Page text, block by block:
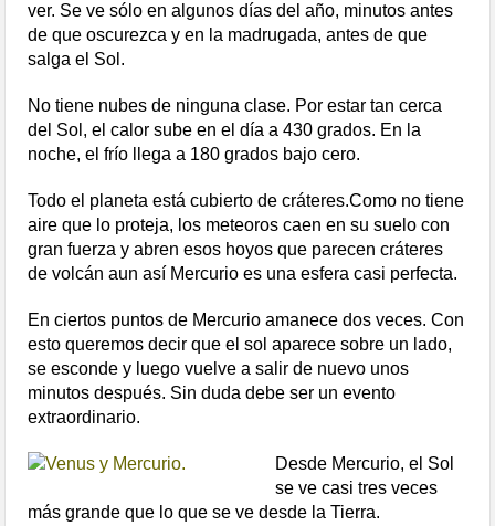
ver. Se ve sólo en algunos días del año, minutos antes
de que oscurezca y en la madrugada, antes de que
salga el Sol.
No tiene nubes de ninguna clase. Por estar tan cerca
del Sol, el calor sube en el día a430 grados. En la
noche, el frío llega a 180 grados bajo cero.
Todo el planeta está cubierto de cráteres.Como no tiene
aire que lo proteja, los meteoros caen en su suelo con
gran fuerza y abren esos hoyos que parecen cráteres
de volcán aun así Mercurio es una esfera casi perfecta.
En ciertos puntos de Mercurioamanece dos veces. Con
esto queremos decir que el sol aparece sobre un lado,
se esconde y luego vuelve a salir de nuevo unos
minutos después. Sin duda debe ser un evento
extraordinario.
Desde Mercurio, el Sol
se vecasi tres veces
más grande que lo que se ve desde la Tierra.